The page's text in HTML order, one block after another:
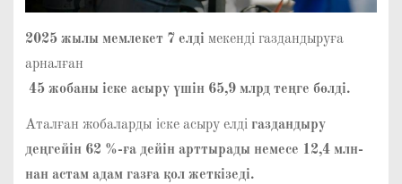
2025 жылы мемлекет 7 елді мекенді газдандыруға
арналған
45 жобаны іске асыру үшін 65,9 млрд теңге бөлді.
Аталған жобаларды іске асыру елді газдандыру
деңгейін 62 %-ға дейін арттырады немесе 12,4 млн-
нан астам адам газға қол жеткізеді.